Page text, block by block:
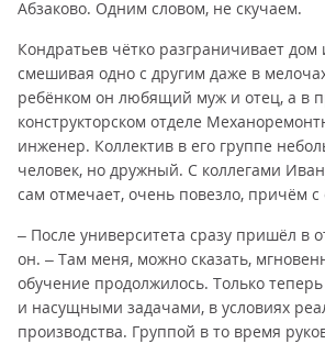
Абзаково. Одним словом, не скучаем.
Кондратьев чётко разграничивает дом
смешивая одно с другим даже в
ребёнком он любящий муж и отец, а в
конструкторском отделе
инженер. Коллектив в его группе
человек, но дружный. С коллегами
сам отмечает, очень повезло, причём с
– После университета сразу пришёл в
он. – Там меня, можно сказать,
обучение продолжилось. Только
и насущными задачами, в условиях
производства. Группой в то время